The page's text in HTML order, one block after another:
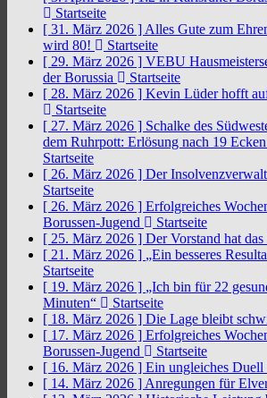
Startseite
[ 31. März 2026 ] Alles Gute zum
wird 80!
Startseite
[ 29. März 2026 ] VEBU
der Borussia
Startseite
[ 28. März 2026 ] Kevin Lüder hofft
Startseite
[ 27. März 2026 ] Schalke des
dem Ruhrpott: Erlösung nach 19
Startseite
[ 26. März 2026 ] Der
Startseite
[ 26. März 2026 ] Erfolgreiches
Borussen-Jugend
Startseite
[ 25. März 2026 ] Der Vorstand hat
[ 21. März 2026 ] „Ein besseres
Startseite
[ 19. März 2026 ] „Ich bin für 22
Minuten“
Startseite
[ 18. März 2026 ] Die Lage bleibt
[ 17. März 2026 ] Erfolgreiches
Borussen-Jugend
Startseite
[ 16. März 2026 ] Ein ungleiches Duell
[ 14. März 2026 ] Anregungen für